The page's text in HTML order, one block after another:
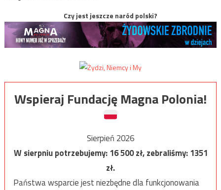
Czy jest jeszcze naród polski?
Wspieraj Fundację Magna Polonia!
Sierpień 2026
W sierpniu potrzebujemy:16 500zł, zebraliśmy:1351
zł.
Państwa wsparcie jest niezbędne dla funkcjonowania